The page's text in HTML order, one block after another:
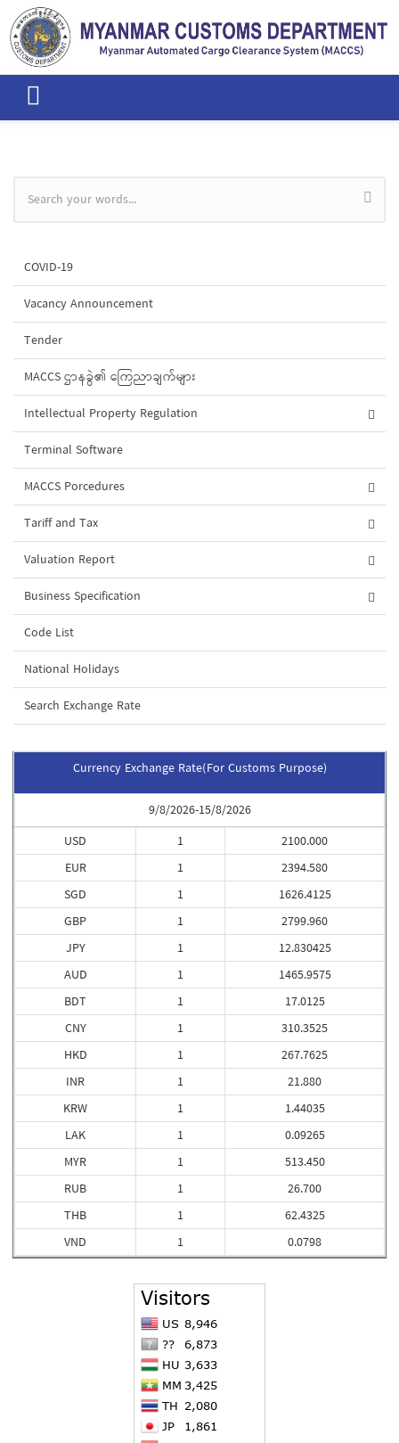
Skip to main content
Search form
COVID-19
Vacancy Announcement
Tender
MACCS ဌာနခွဲ၏ ကြေညာချက်များ
Intellectual Property Regulation
Terminal Software
MACCS Porcedures
Tariff and Tax
Valuation Report
Business Specification
Code List
National Holidays
Search Exchange Rate
Currency Exchange Rate(For Customs Purpose)
9/8/2026-15/8/2026
USD
EUR
SGD
GBP
JPY
AUD
BDT
CNY
HKD
INR
KRW
LAK
MYR
RUB
THB
VND
1
1
1
1
1
1
1
1
1
1
1
1
1
1
1
1
2100.000
2394.580
1626.4125
2799.960
12.830425
1465.9575
17.0125
310.3525
267.7625
21.880
1.44035
0.09265
513.450
26.700
62.4325
0.0798